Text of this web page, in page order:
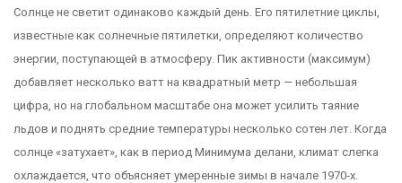
Солнце не светит одинаково каждый день. Его пятилетние циклы,
известные как солнечные пятилетки, определяют количество
энергии, поступающей в атмосферу. Пик активности (максимум)
добавляет несколько ватт на квадратный метр — небольшая
цифра, но на глобальном масштабе она может усилить таяние
льдов и поднять средние температуры несколько сотен лет. Когда
солнце «затухает», как в период Минимума делани, климат слегка
охлаждается, что объясняет умеренные зимы в начале 1970‑х.